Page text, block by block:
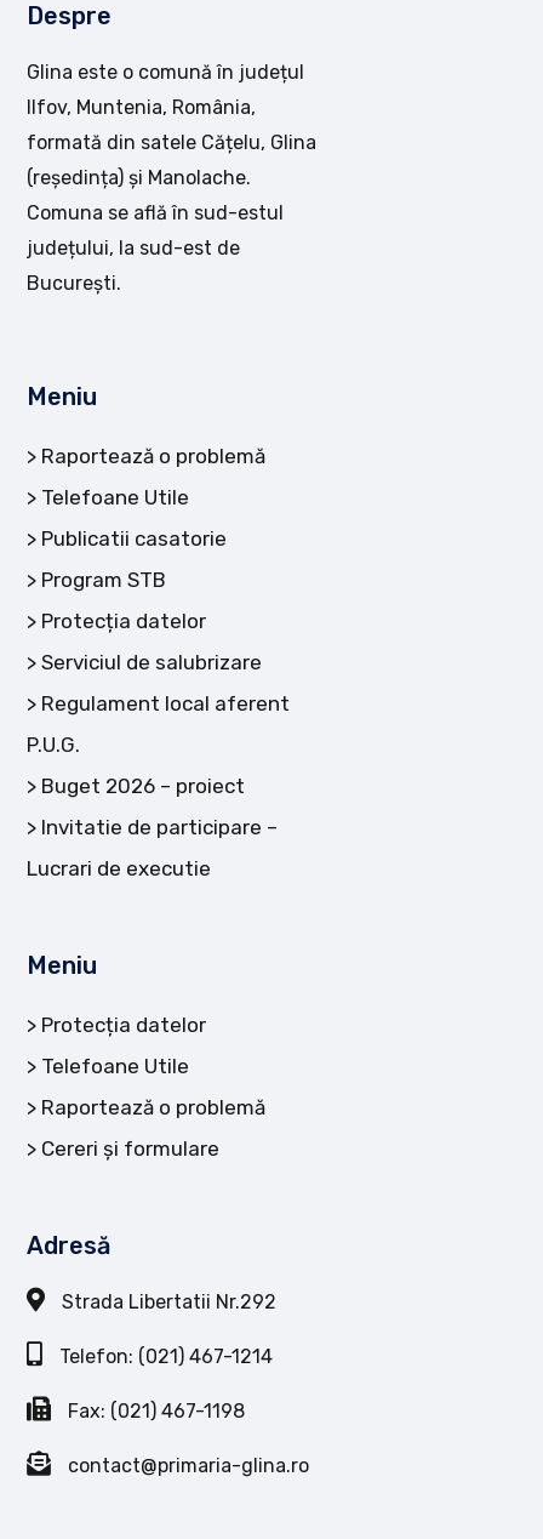
Despre
Glina este o comună în județul
Ilfov, Muntenia, România,
formată din satele Cățelu, Glina
(reședința) și Manolache.
Comuna se află în sud-estul
județului, la sud-est de
București.
Meniu
Raportează o problemă
Telefoane Utile
Publicatii casatorie
Program STB
Protecția datelor
Serviciul de salubrizare
Regulament local aferent
P.U.G.
Buget 2026 – proiect
Invitatie de participare –
Lucrari de executie
Meniu
Protecția datelor
Telefoane Utile
Raportează o problemă
Cereri și formulare
Adresă
Strada Libertatii Nr.292
Telefon: (021) 467-1214
Fax: (021) 467-1198
contact@primaria-glina.ro